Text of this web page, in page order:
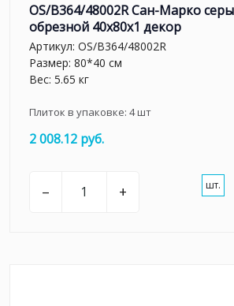
OS/B364/48002R Сан-Марко
обрезной 40x80x1 декор
Артикул: OS/B364/48002R
Размер: 80*40 см
Вес: 5.65 кг
Плиток в упаковке: 4шт
2 008.12 руб.
– + шт.